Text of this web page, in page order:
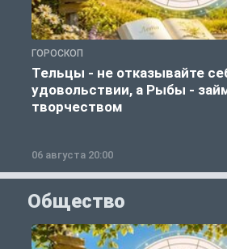
ГОРОСКОП
Тельцы - не отказывайте
удовольствии, а Рыбы -
творчеством
06 августа 20:00
Общество